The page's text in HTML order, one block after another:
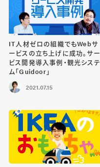
IT人材ゼロの組織でもWebサ
ービスの立ち上げに成功。サー
ビス開発導入事例・観光システ
ム「Guidoor」
2021.07.15